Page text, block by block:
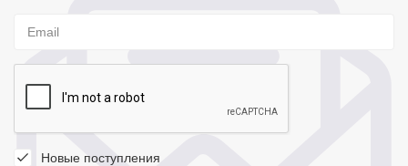
Новые поступления